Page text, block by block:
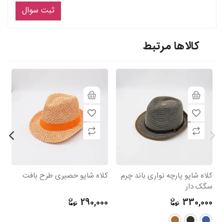
ثبت سوال
کالاها مرتبط
کلاه شاپو پارچه نواری باند چرم
سگک دار
330,000
کلاه شاپو حصیری طرح بافت
290,000